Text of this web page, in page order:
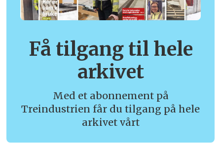
Få tilgang til hele
arkivet
Med et abonnement på
Treindustrien får du tilgang på hele
arkivet vårt